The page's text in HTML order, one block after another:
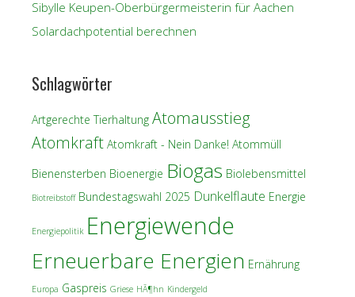
Sibylle Keupen-Oberbürgermeisterin für Aachen
Solardachpotential berechnen
Schlagwörter
Artgerechte Tierhaltung Atomausstieg
Atomkraft Atomkraft - Nein Danke! Atommüll
Bienensterben Bioenergie Biogas Biolebensmittel
Biotreibstoff Bundestagswahl 2025 Dunkelflaute Energie
Energiepolitik Energiewende
Erneuerbare Energien Ernährung
Europa Gaspreis Griese HÃ¶hn Kindergeld